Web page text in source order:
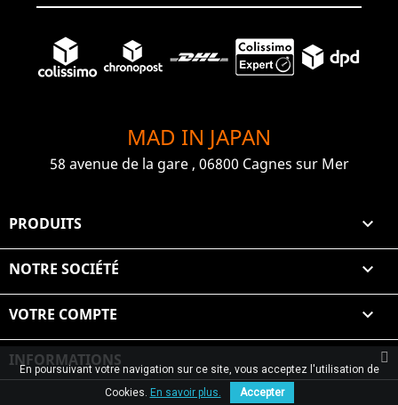
MAD IN JAPAN
58 avenue de la gare , 06800 Cagnes sur Mer
PRODUITS 
NOTRE SOCIÉTÉ 
VOTRE COMPTE 
INFORMATIONS
© 2026 Graiet Mehdi & Geelen
En poursuivant votre navigation sur ce site, vous acceptez l'utilisation de
Cookies. En savoir plus. Accepter